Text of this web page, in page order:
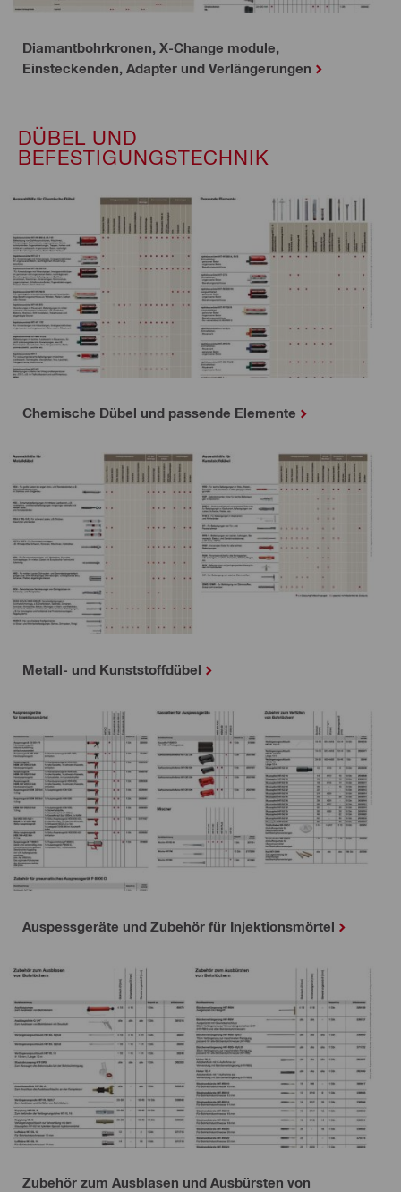
Diamantbohrkronen, X-Change module,
Einsteckenden, Adapter und Verlängerungen
DÜBEL UND
BEFESTIGUNGSTECHNIK
Chemische Dübel und passende Elemente
Metall- und Kunststoffdübel
Auspessgeräte und Zubehör für Injektionsmörtel
Zubehör zum Ausblasen und Ausbürsten von